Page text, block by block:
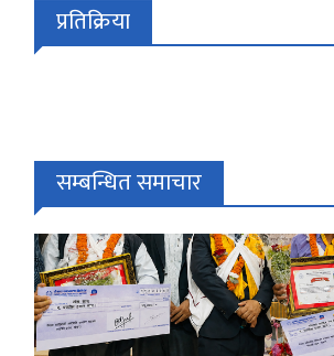
प्रतिक्रिया
सम्बन्धित समाचार